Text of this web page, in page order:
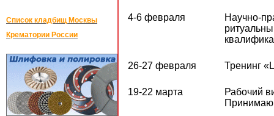
Список кладбищ Москвы
Крематории России
4-6 февраля
Научно-
26-27 февраля Тренинг
19-22 марта
Рабочий